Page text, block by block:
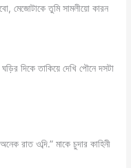
মেজোটাকে তুমি সামলীয়ো কারন
দিকে তাকিয়ে দেখি পৌনে দসটা
রাত ওব্দি.” মাকে চুদার কাহিনী